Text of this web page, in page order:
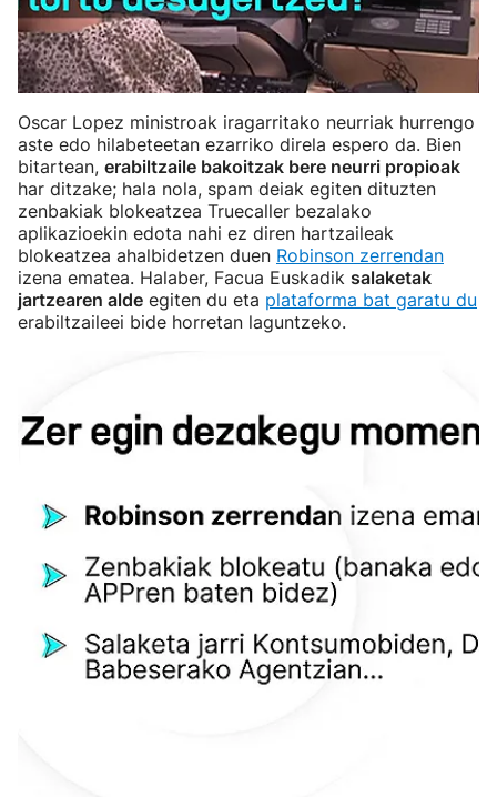
Oscar Lopez ministroak iragarritako neurriak hurrengo
aste edo hilabeteetan ezarriko direla espero da. Bien
bitartean, erabiltzaile bakoitzak bere neurri propioak
har ditzake; hala nola, spam deiak egiten dituzten
zenbakiak blokeatzea Truecaller bezalako
aplikazioekin edota nahi ez diren hartzaileak
blokeatzea ahalbidetzen duen Robinson zerrendan
izena ematea. Halaber, Facua Euskadik salaketak
jartzearen alde egiten du eta plataforma bat garatu du
erabiltzaileei bide horretan laguntzeko.